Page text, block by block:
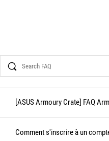
Search
[ASUS Armoury Crate] FAQ
Comment s'inscrire à un